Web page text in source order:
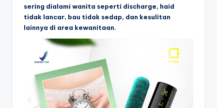
sering dialami wanita seperti discharge, haid
tidak lancar, bau tidak sedap, dan kesulitan
lainnya di area kewanitaan.